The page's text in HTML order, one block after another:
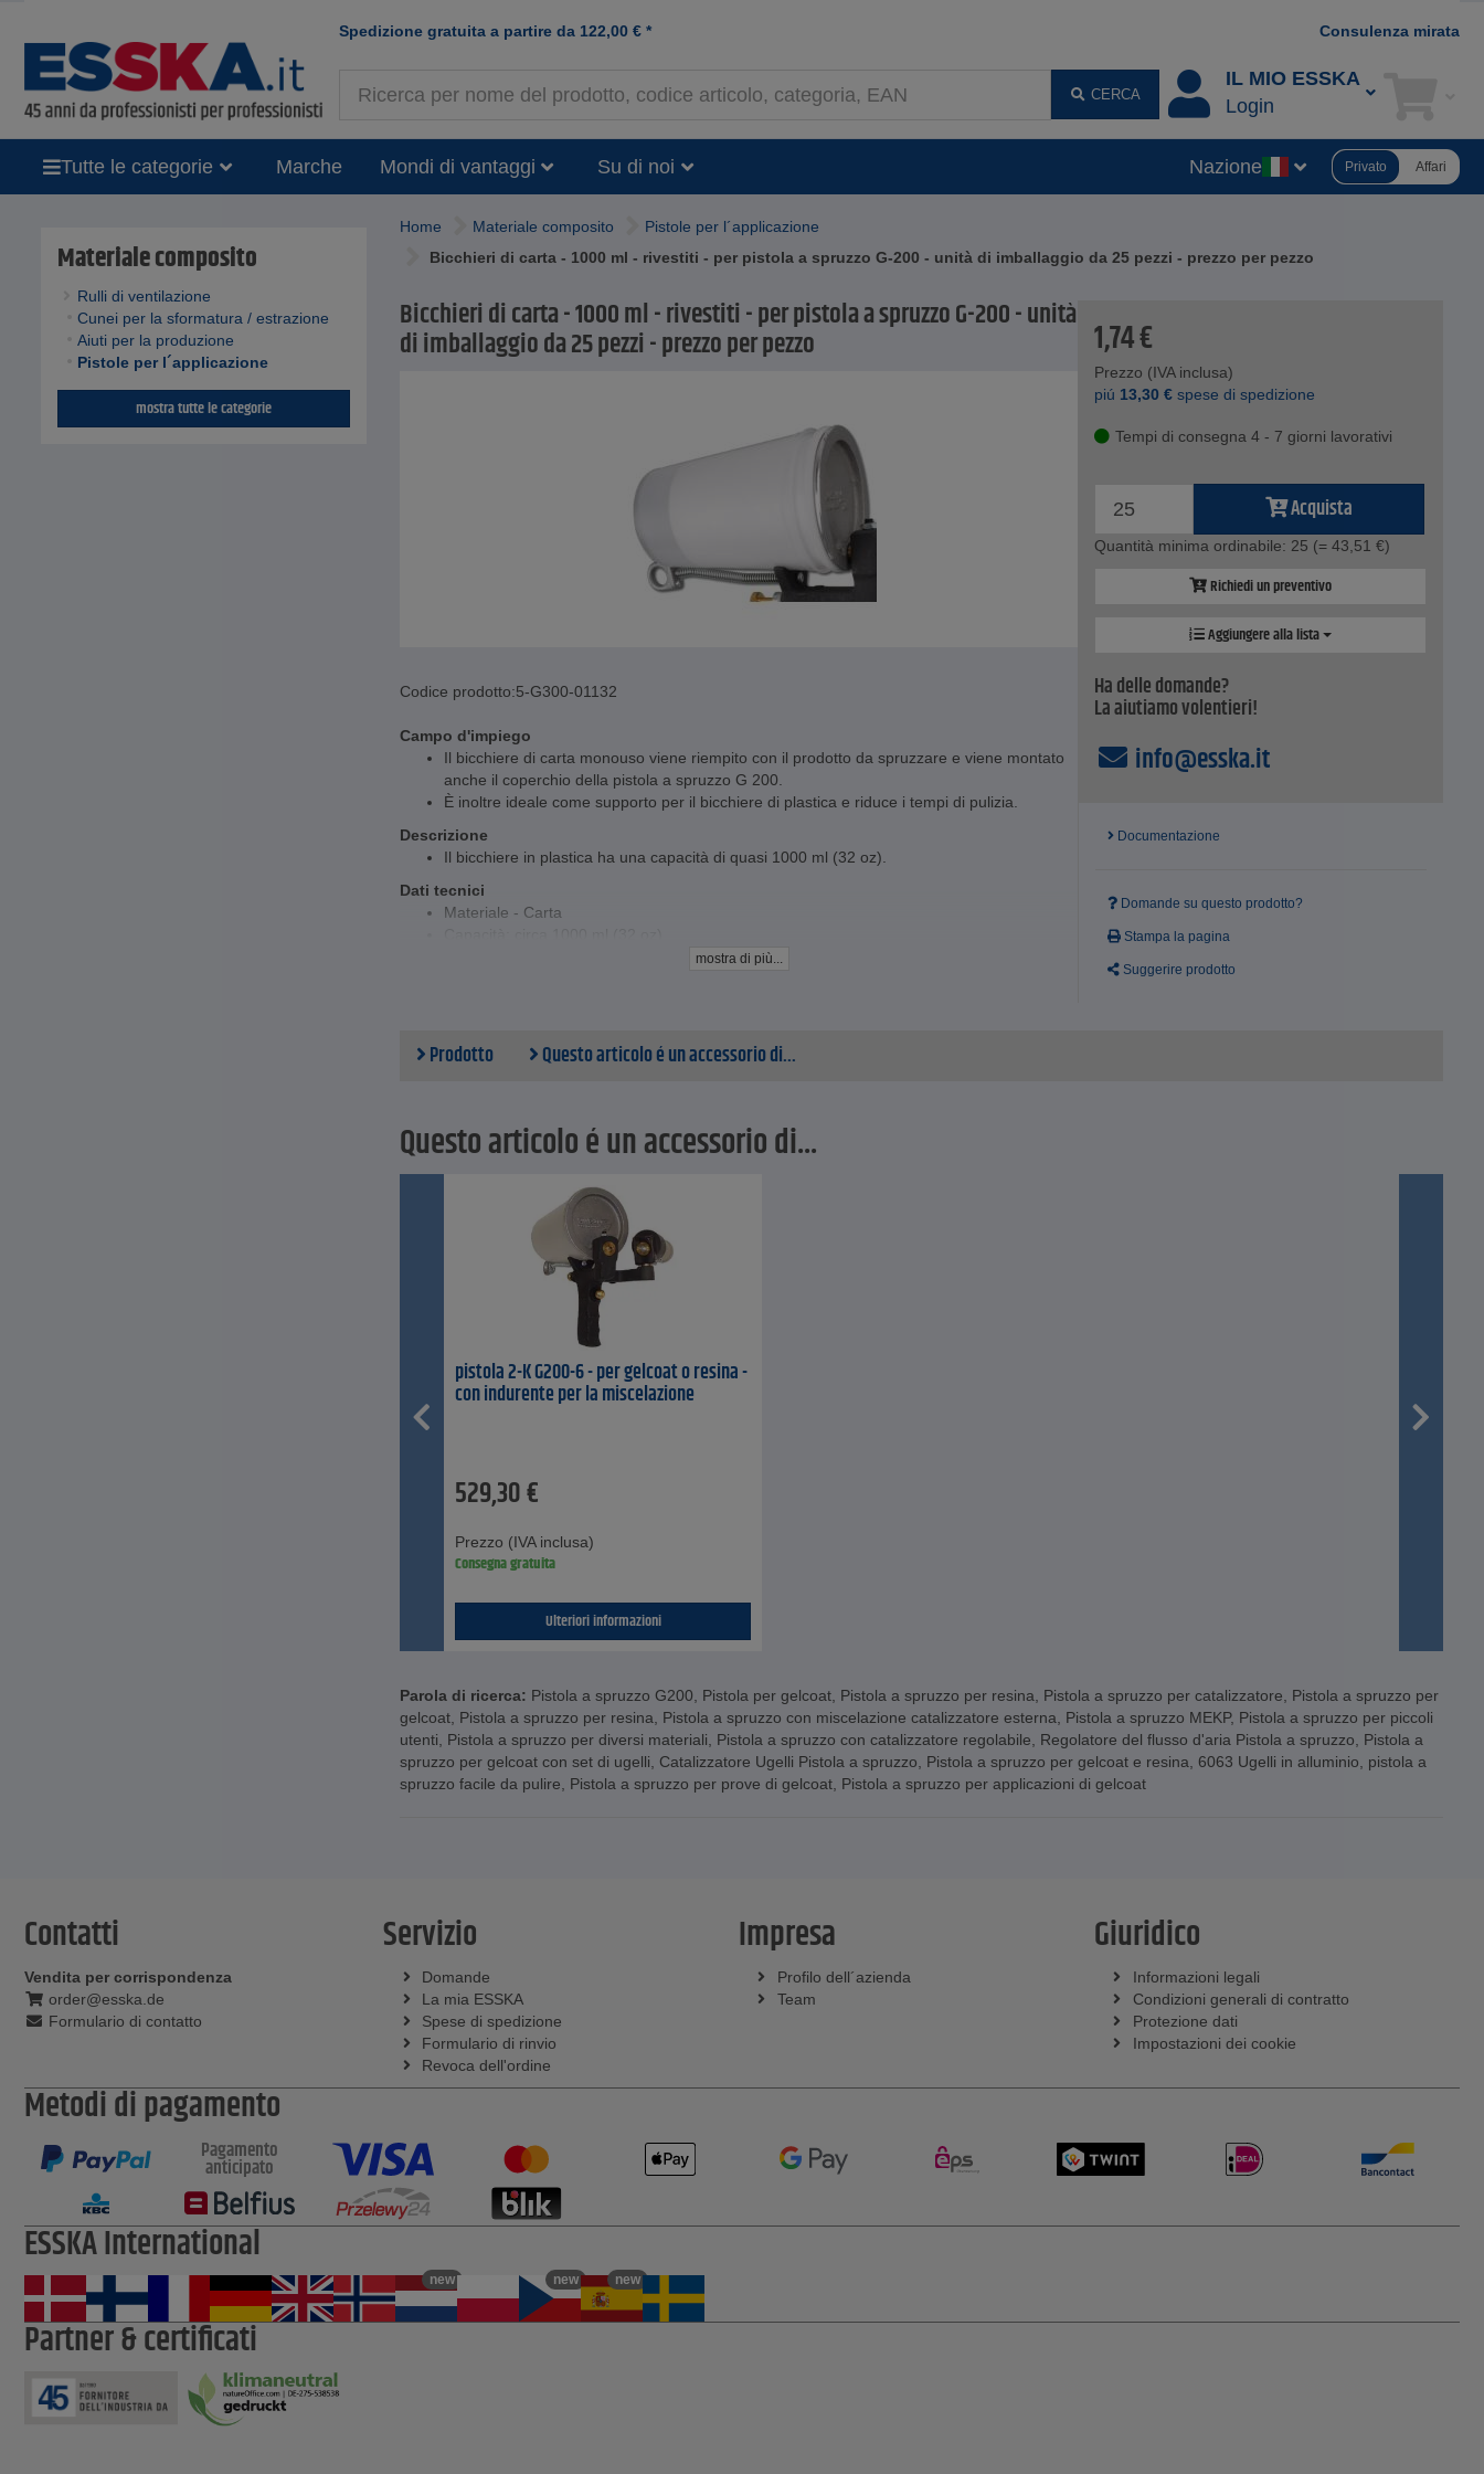
Spedizione gratuita a partire da 122,00 € * Consulenza mirata
CERCA
IL MIO ESSKA
Login
Tutte le categorie Marche Mondi di vantaggi Su di noi Nazione Privato Affari
Materiale composito
Rulli di ventilazione
Cunei per la sformatura / estrazione
Aiuti per la produzione
Pistole per l´applicazione
mostra tutte le categorie
Home Materiale composito
Pistole per l´applicazione
Bicchieri di carta - 1000 ml - rivestiti - per pistola a spruzzo G-200 - unità di imballaggio da 25 pezzi - prezzo per pezzo
Bicchieri di carta - 1000 ml - rivestiti - per pistola a spruzzo G-200 - unità
di imballaggio da 25 pezzi - prezzo per pezzo
Codice prodotto:5-G300-01132
Campo d'impiego
Il bicchiere di carta monouso viene riempito con il prodotto da spruzzare e viene montato
anche il coperchio della pistola a spruzzo G 200.
È inoltre ideale come supporto per il bicchiere di plastica e riduce i tempi di pulizia.
Descrizione
Il bicchiere in plastica ha una capacità di quasi 1000 ml (32 oz).
Dati tecnici
Materiale - Carta
mostra di più...
1,74€
Prezzo (IVA inclusa)
piú 13,30 € spese di spedizione
Tempi di consegna 4 - 7 giorni lavorativi
Acquista
Quantità minima ordinabile: 25 (= 43,51 €)
Richiedi un preventivo
Aggiungere alla lista
Ha delle domande?
La aiutiamo volentieri!
info@esska.it
Documentazione
Domande su questo prodotto?
Stampa la pagina
Suggerire prodotto
Prodotto Questo articolo é un accessorio di...
Questo articolo é un accessorio di...
pistola 2-K G200-6 - per gelcoat o resina -
con indurente per la miscelazione
529,30€
Prezzo (IVA inclusa)
Consegna gratuita
Ulteriori informazioni
Parola di ricerca: Pistola a spruzzo G200 Pistola per gelcoat Pistola a spruzzo per resina Pistola a spruzzo per catalizzatore
Pistola a spruzzo per
gelcoat Pistola a spruzzo per resina Pistola a spruzzo con miscelazione catalizzatore esterna Pistola a spruzzo MEKP, Pistola a spruzzo per piccoli
utenti
Pistola a spruzzo per diversi materiali Pistola a spruzzo con catalizzatore regolabile Regolatore del flusso d'aria Pistola a spruzzo
Pistola a
spruzzo per gelcoat con set di ugelli
Catalizzatore Ugelli Pistola a spruzzo Pistola a spruzzo per gelcoat e resina 6063 Ugelli in alluminio
pistola a
spruzzo facile da pulire
Pistola a spruzzo per prove di gelcoat Pistola a spruzzo per applicazioni di gelcoat
Contatti
Vendita per corrispondenza
order@esska.de
Formulario di contatto
Servizio
Domande
La mia ESSKA
Spese di spedizione
Formulario di rinvio
Revoca dell'ordine
Impresa
Profilo dell´azienda
Team
Giuridico
Informazioni legali
Condizioni generali di contratto
Protezione dati
Impostazioni dei cookie
Metodi di pagamento
Pagamento
anticipato
ESSKA International
new new new
Partner & certificati